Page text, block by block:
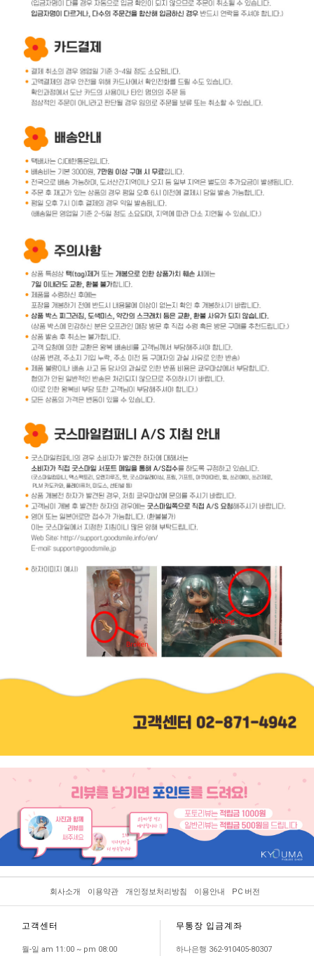
회사소개 이용약관 개인정보처리방침 이용안내 PC 버전
고객센터
월-일 am 11:00 ~ pm 08:00
무통장 입금계좌
하나은행 362-910405-80307